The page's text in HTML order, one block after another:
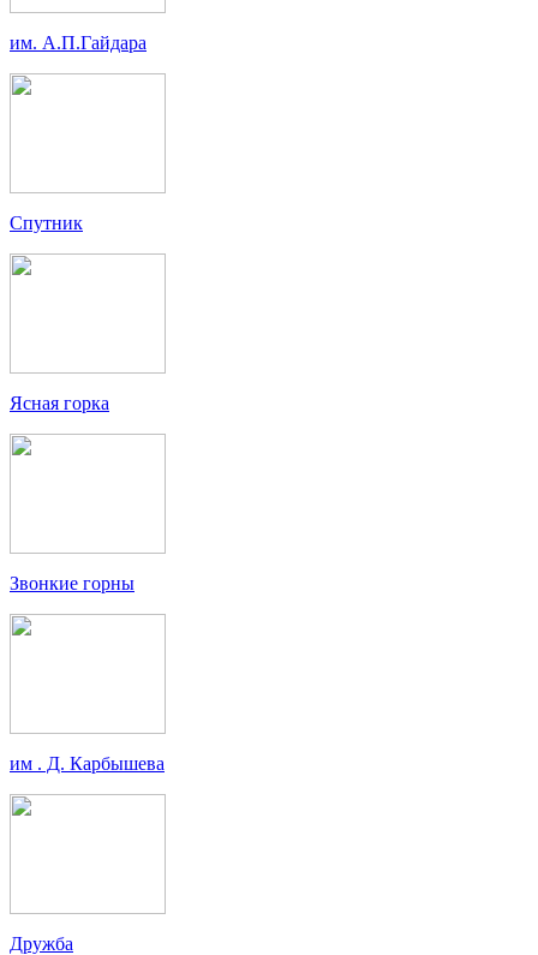
им. А.П.Гайдара
Спутник
Ясная горка
Звонкие горны
им . Д. Карбышева
Дружба